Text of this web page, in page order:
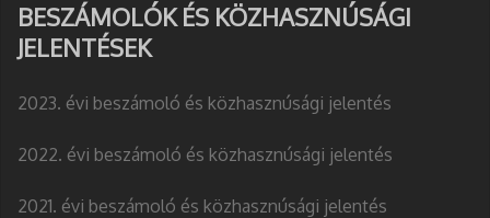
BESZÁMOLÓK ÉS KÖZHASZNÚSÁGI
JELENTÉSEK
2023. évi beszámoló és közhasznúsági jelentés
2022. évi beszámoló és közhasznúsági jelentés
2021. évi beszámoló és közhasznúsági jelentés